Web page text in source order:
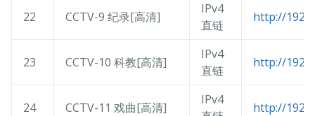
22 CCTV-9 纪录[高清]
IPv4
直链
http://
23 CCTV-10 科教[高清]
IPv4
直链
http://
24 CCTV-11 戏曲[高清]
IPv4
http://